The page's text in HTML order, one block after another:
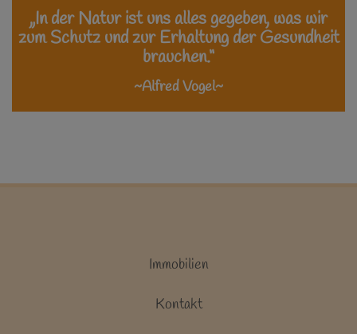
„In der Natur ist uns alles gegeben, was wir
zum Schutz und zur Erhaltung der Gesundheit
brauchen.“
~Alfred Vogel~
Immobilien
Kontakt